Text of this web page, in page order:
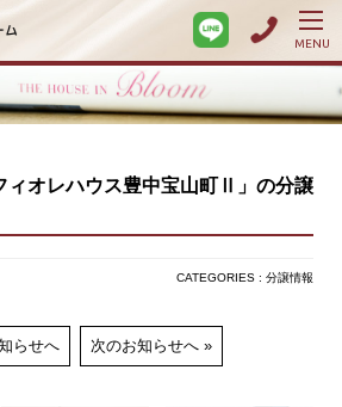
MENU
ィオレハウス豊中宝山町Ⅱ」の分譲
CATEGORIES : 分譲情報
らせへ 次のお知らせへ